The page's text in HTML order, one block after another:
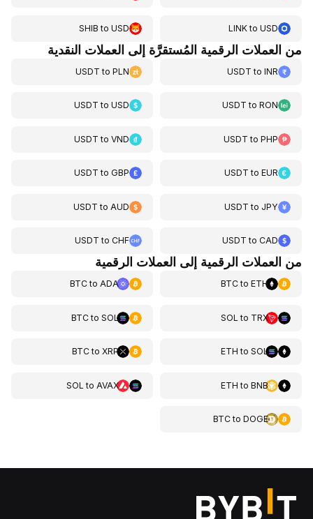
LINKtoUSD
SHIB toUSD
من العملات الرقمية المُستقرَّة إلى العملات النقدية
USDT toINR
USDT toPLN
USDT toRON
USDT toUSD
USDT toPHP
USDT toVND
USDT toEUR
USDT toGBP
USDT toJPY
USDT to AUD
USDT toCAD
USDT toCHF
من العملات الرقمية إلى العملات الرقمية
BTCtoETH
BTCtoADA
SOL to TRX
BTCtoSOL
ETH toSOL
BTCtoXRP
ETH toBNB
SOL toAVAX
BTCtoDOGE